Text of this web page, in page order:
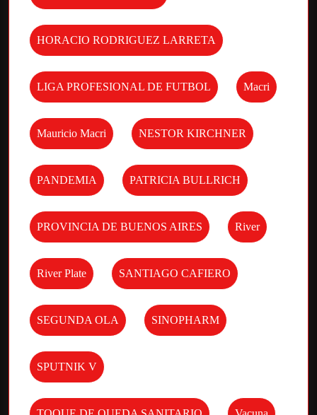
HORACIO RODRIGUEZ LARRETA
LIGA PROFESIONAL DE FUTBOL Macri
Mauricio Macri NESTOR KIRCHNER
PANDEMIA PATRICIA BULLRICH
PROVINCIA DE BUENOS AIRES River
River Plate SANTIAGO CAFIERO
SEGUNDA OLA SINOPHARM
SPUTNIK V